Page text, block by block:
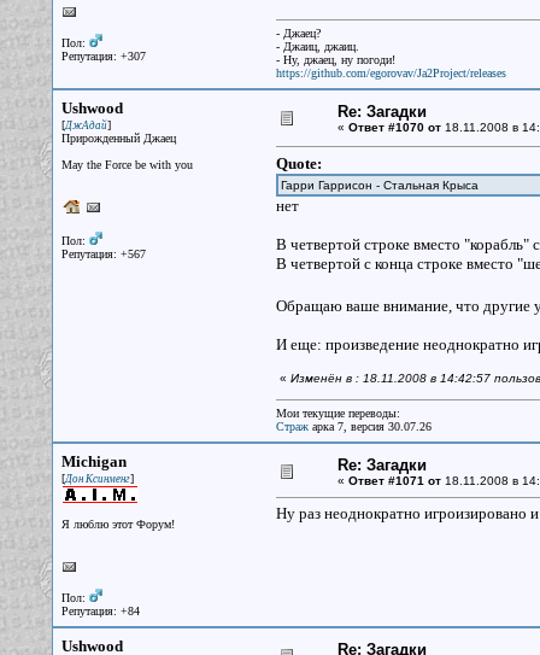
Пол:
Репутация: +307
- Джаец?
- Джаиц, джаиц.
- Ну, джаец, ну погоди!
https://github.com/egorovav/Ja2Project/releases
Ushwood
[ДжАдай]
Прирожденный Джаец
May the Force be with you
Пол:
Репутация: +567
Re: Загадки
« Ответ #1070 от18.11.2008 в
Quote:
Гарри Гаррисон - Стальная Крыса
нет
В четвертой строке вместо "корабль"
В четвертой с конца строке вместо
Обращаю ваше внимание, что другие
И еще: произведение неоднократно
« Изменён в : 18.11.2008 в 14:42:57
Мои текущие переводы:
Стражарка 7, версия 30.07.26
Michigan
[Дон Ксинменг]
Я люблю этот Форум!
Пол:
Репутация: +84
Re: Загадки
« Ответ #1071 от18.11.2008 в
Ну раз неоднократно игроизировано
Ushwood Re: Загадки